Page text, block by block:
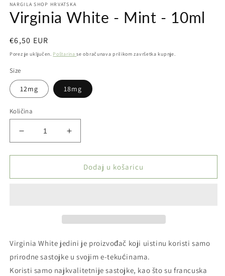
1
u
dijaloškom
NARGILA SHOP HRVATSKA
Virginia White - Mint - 10ml
Redovna
cijena
€6,50 EUR
Porez je uključen. Poštarinase obračunava prilikom završetka kupnje.
Size
12mg 18mg
Količina
Smanji
količinu
proizvoda
White
Povećaj
količinu
proizvoda
Virginia
White
Dodaj u košaricu
Virginia White jedini je proizvođač koji uistinu koristi samo
prirodne sastojke u svojim e-tekućinama.
Koristi samo najkvalitetnije sastojke, kao što su francuska